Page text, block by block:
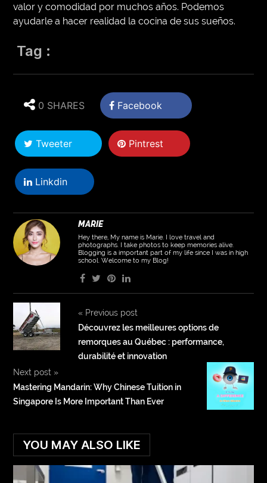
valor y comodidad por muchos años. Podemos
ayudarle a hacer realidad la cocina de sus sueños.
Tag :
0 SHARES Facebook
Tweeter Pintrest
Linkdin
MARIE
Hey there, My name is Marie. I love travel and
photographs. I take photos to keep memories alive.
Blogging is a important part of my life since I was in high
school. Welcome to my Blog!
«Previous post
Découvrez les meilleures options de
remorques au Québec : performance,
durabilité et innovation
Next post »
Mastering Mandarin: Why Chinese Tuition in
Singapore Is More Important Than Ever
YOU MAY ALSO LIKE